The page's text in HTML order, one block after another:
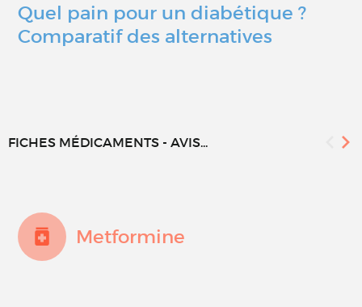
Quel pain pour un diabétique ?
Comparatif des alternatives
FICHES MÉDICAMENTS - AVIS...
Metformine